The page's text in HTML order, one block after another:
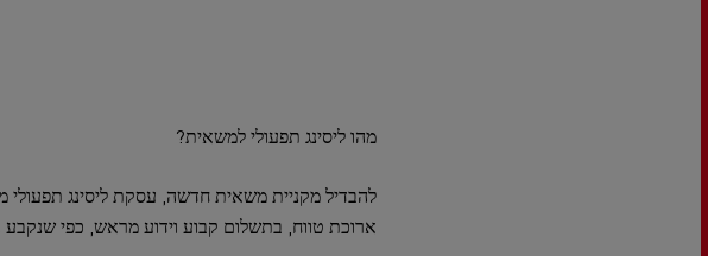
מהו ליסינג תפעולי למשאית?
להבדיל מקניית משאית חדשה, עסקת ליסינג
ארוכת טווח, בתשלום קבוע וידוע מראש, כפי שנקבע